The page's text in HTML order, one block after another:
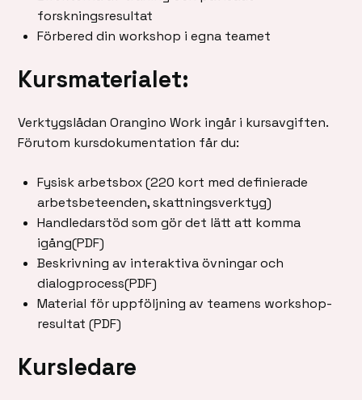
forskningsresultat
Förbered din workshop i egna teamet
Kursmaterialet:
Verktygslådan Orangino Work ingår i kursavgiften.
Förutom kursdokumentation får du:
Fysisk arbetsbox (220 kort med definierade
arbetsbeteenden, skattningsverktyg)
Handledarstöd som gör det lätt att komma
igång(PDF)
Beskrivning av interaktiva övningar och
dialogprocess(PDF)
Material för uppföljning av teamens workshop-
resultat (PDF)
Kursledare